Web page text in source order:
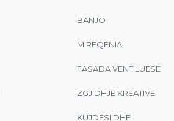
BANJO
MIRËQENIA
FASADA VENTILUESE
ZGJIDHJE KREATIVE
KUJDESI DHE